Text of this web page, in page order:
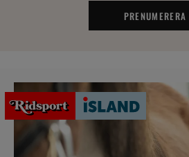
PRENUMERERA